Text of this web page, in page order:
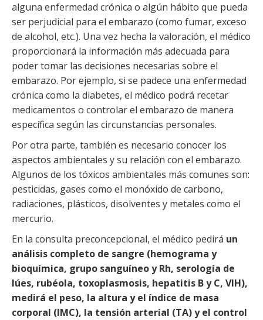
alguna enfermedad crónica o algún hábito que pueda
ser perjudicial para el embarazo (como fumar, exceso
de alcohol, etc.). Una vez hecha la valoración, el médico
proporcionará la información más adecuada para
poder tomar las decisiones necesarias sobre el
embarazo. Por ejemplo, si se padece una enfermedad
crónica como la diabetes, el médico podrá recetar
medicamentos o controlar el embarazo de manera
específica según las circunstancias personales.
Por otra parte, también es necesario conocer los
aspectos ambientales y su relación con el embarazo.
Algunos de los tóxicos ambientales más comunes son:
pesticidas, gases como el monóxido de carbono,
radiaciones, plásticos, disolventes y metales como el
mercurio.
En la consulta preconcepcional, el médico pedirá un
análisis completo de sangre (hemograma y
bioquímica, grupo sanguíneo y Rh, serología de
lúes, rubéola, toxoplasmosis, hepatitis B y C, VIH),
medirá el peso, la altura y el índice de masa
corporal (IMC), la tensión arterial (TA) y el control